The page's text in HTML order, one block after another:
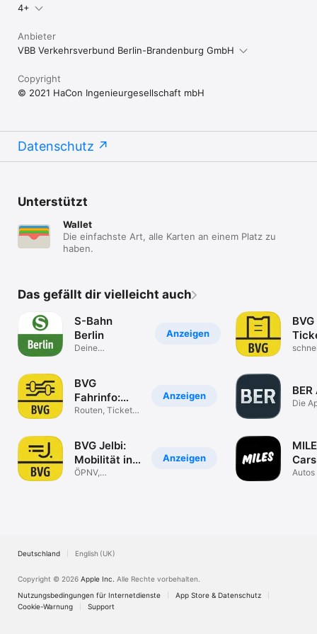
4+
Anbieter
VBB Verkehrsverbund Berlin-Brandenburg GmbH
Copyright
© 2021 HaCon Ingenieurgesellschaft mbH
Datenschutz
Unterstützt
Wallet
Die einfachste Art, alle Karten an einem Platz zu
haben.
Das gefällt dir vielleicht auch
Anzeigen
S-Bahn
Berlin
Deine
Anzeigen
BVG
Fahrinfo:
ÖPNV Berlin
Routen, Tickets
Anzeigen
BVG Jelbi:
Mobilität in
Berlin
ÖPNV,
BVG
&
Die
&
Autos
Deutschland English (UK)
Copyright © 2026 Apple Inc. Alle Rechte vorbehalten.
Nutzungsbedingungen für Internetdienste
App Store & Datenschutz
Cookie-Warnung
Support